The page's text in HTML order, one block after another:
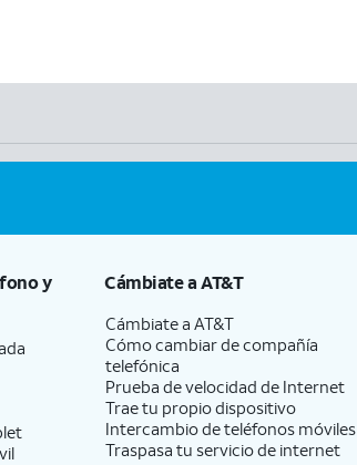
y
Cámbiate aAT&T
Cámbiate aAT&T
Cómo cambiar de compañía
telefónica
Prueba de velocidad de Internet
Trae tu propio dispositivo
Intercambio de teléfonos móviles
Traspasa tu servicio de internet